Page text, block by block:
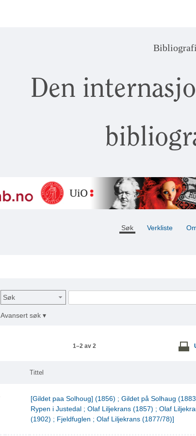
Bibliografi
Den
Søk Verkliste
Søk
Avansert søk ▾
1–2 av 2
Tittel
[Gildet paa Solhoug] (1856) ; Gildet på Solhaug
Rypen i Justedal ; Olaf Liljekrans (1857) ; Olaf
(1902) ; Fjeldfuglen ; Olaf Liljekrans (1877/78)]